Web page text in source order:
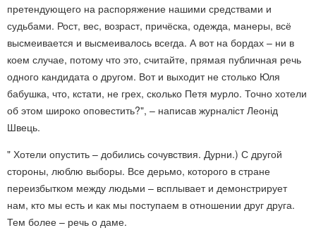
претендующего на распоряжение нашими средствами и
судьбами. Рост, вес, возраст, причёска, одежда, манеры, всё
высмеивается и высмеивалось всегда. А вот на бордах – ни в
коем случае, потому что это, считайте, прямая публичная речь
одного кандидата о другом. Вот и выходит не столько Юля
бабушка, что, кстати, не грех, сколько Петя мурло. Точно хотели
об этом широко оповестить?", – написав журналіст Леонід
Швець.
" Хотели опустить – добились сочувствия. Дурни.) С другой
стороны, люблю выборы. Все дерьмо, которого в стране
переизбытком между людьми – всплывает и демонстрирует
нам, кто мы есть и как мы поступаем в отношении друг друга.
Тем более – речь о даме.